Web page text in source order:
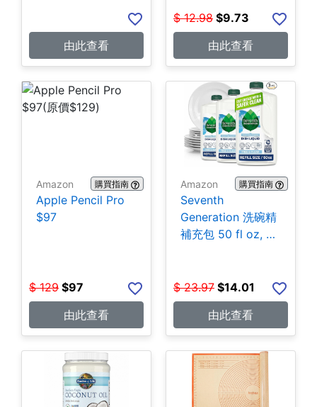
由此查看
$ 12.98 $9.73
由此查看
Amazon 購買指南
Apple Pencil Pro
$97
$ 129 $97
由此查看
Amazon 購買指南
Seventh
Generation 洗碗精
補充包 50 fl oz, 3
$ 23.97 $14.01
由此查看